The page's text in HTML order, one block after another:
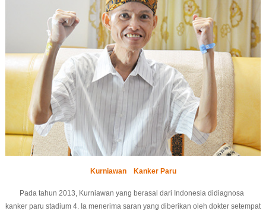
Kurniawan Kanker Paru
Pada tahun 2013, Kurniawan yang berasal dari Indonesia didiagnosa
kanker paru stadium 4. Ia menerima saran yang diberikan oleh dokter setempat